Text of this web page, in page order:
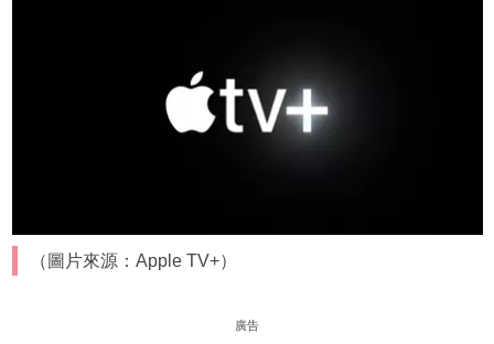
（圖片來源：Apple TV+）
廣告